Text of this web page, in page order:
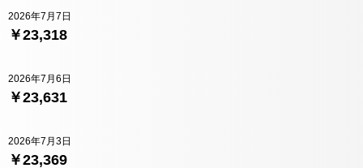
￥23,318
2026年7月7日
￥23,631
2026年7月6日
￥23,369
2026年7月3日